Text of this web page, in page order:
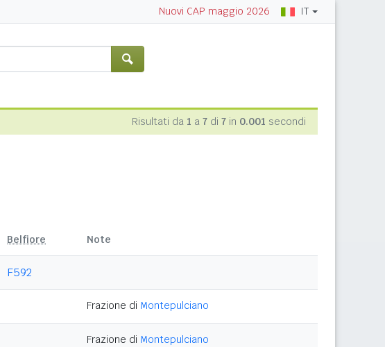
Nuovi CAP maggio 2026 IT
Risultati da 1 a 7 di 7 in 0.001 secondi
Belfiore Note
F592
Frazione di Montepulciano
Frazione di Montepulciano